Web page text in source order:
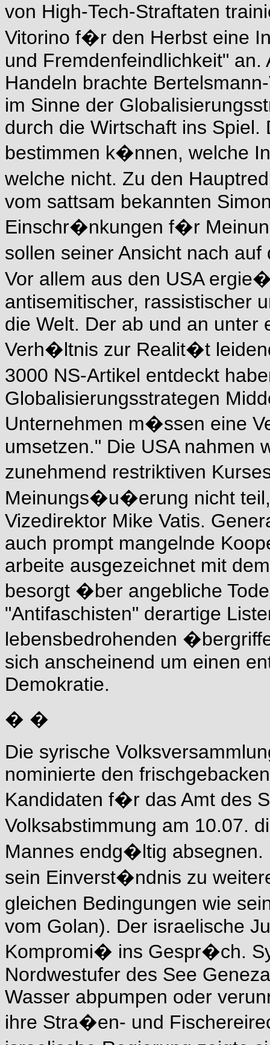
von High-Tech-Straftaten
Vitorino f�r den Herbst eine
und Fremdenfeindlichkeit"
Handeln brachte
im Sinne der
durch die Wirtschaft ins
bestimmen k�nnen, welche
welche nicht. Zu den
vom sattsam bekannten
Einschr�nkungen f�r
sollen seiner Ansicht nach
Vor allem aus den USA
antisemitischer, rassistischer
die Welt. Der ab und an unter
Verh�ltnis zur Realit�t
3000 NS-Artikel entdeckt
Globalisierungsstrategen
Unternehmen m�ssen eine
umsetzen." Die USA nahmen
zunehmend restriktiven
Meinungs�u�erung nicht
Vizedirektor Mike Vatis.
auch prompt mangelnde
arbeite ausgezeichnet mit
besorgt �ber angebliche
"Antifaschisten" derartige
lebensbedrohenden
sich anscheinend um einen
Demokratie.
� �
Die syrische
nominierte den
Kandidaten f�r das Amt des
Volksabstimmung am 10.07.
Mannes endg�ltig absegnen.
sein Einverst�ndnis zu
gleichen Bedingungen wie
vom Golan). Der israelische
Kompromi� ins Gespr�ch.
Nordwestufer des See
Wasser abpumpen oder
ihre Stra�en- und